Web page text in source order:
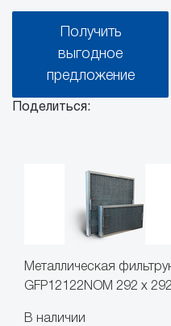
Получить
выгодное
предложение
Поделиться:
Металлическая
GFP12122NOM 292 x
В наличии